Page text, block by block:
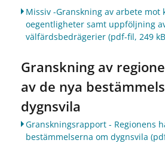
Missiv -Granskning av arbete mot
oegentligheter samt uppföljning
välfärdsbedrägerier(pdf-fil, 249
Granskning av
av de nya
dygnsvila
Granskningsrapport - Regionens
bestämmelserna om dygnsvila